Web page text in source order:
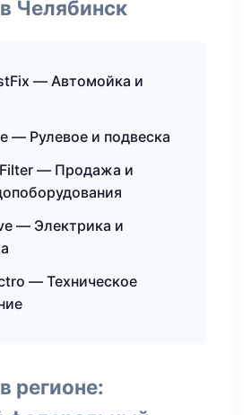
Челябинск
— Автомойка и
— Рулевое и подвеска
— Продажа и
— Электрика и
— Техническое
регионе: